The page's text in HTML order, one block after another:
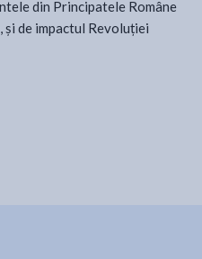
din Principatele Române
de impactul Revoluției